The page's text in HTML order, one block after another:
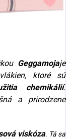
Geggamojaje
ktoré sú
chemikálií.
a prirodzene
viskóza. Tá sa